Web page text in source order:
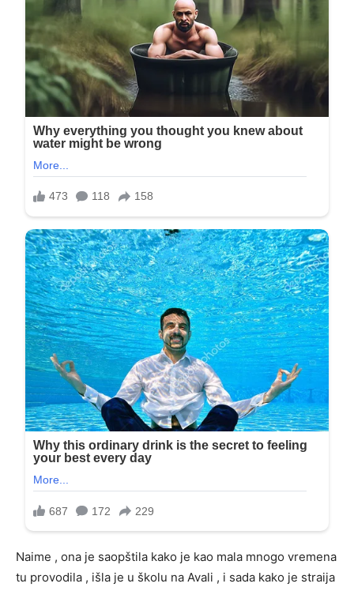
Naime , ona je saopštila kako je kao mala mnogo vremena
tu provodila , išla je u školu na Avali , i sada kako je straija